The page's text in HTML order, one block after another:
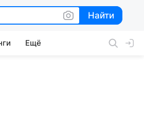
Найти
Найти
Ещё